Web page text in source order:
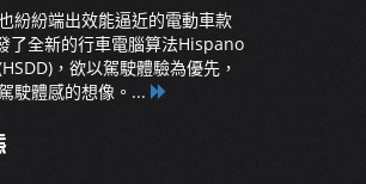
紛紛端出效能逼近的電動車款
了全新的行車電腦算法Hispano
，欲以駕駛體驗為優先，
駛體感的想像。...